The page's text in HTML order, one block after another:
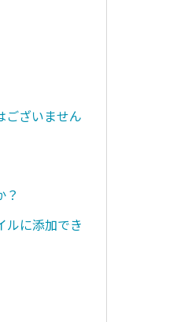
ございません
ルに添加でき